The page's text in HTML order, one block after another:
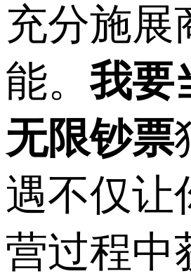
充分施展
能。我要
无限钞票
遇不仅让
营过程中